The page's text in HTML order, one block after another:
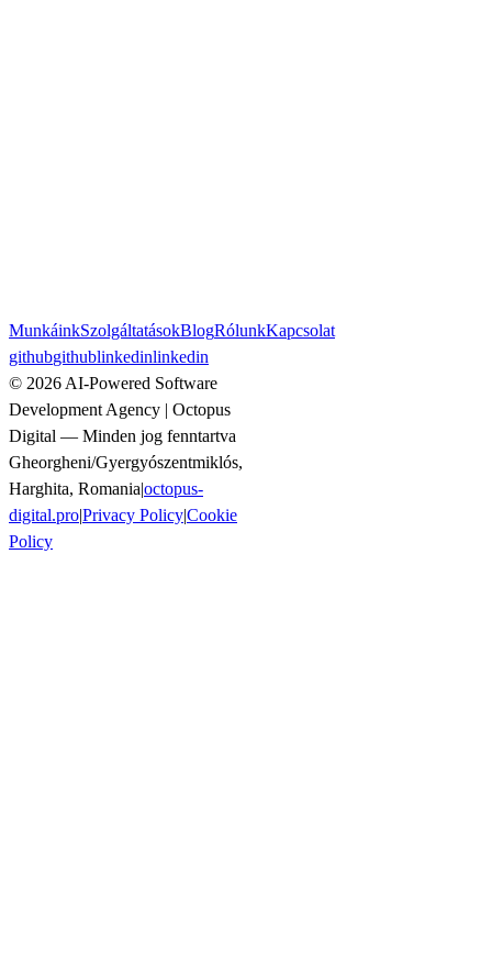
MunkáinkSzolgáltatásokBlogRólunkKapcsolat
githubgithublinkedinlinkedin
© 2026AI-Powered Software
Development Agency | Octopus
Digital — Minden jog fenntartva
Gheorgheni/Gyergyószentmiklós,
Harghita, Romaniaoctopus-
digital.proPrivacy PolicyCookie
Policy